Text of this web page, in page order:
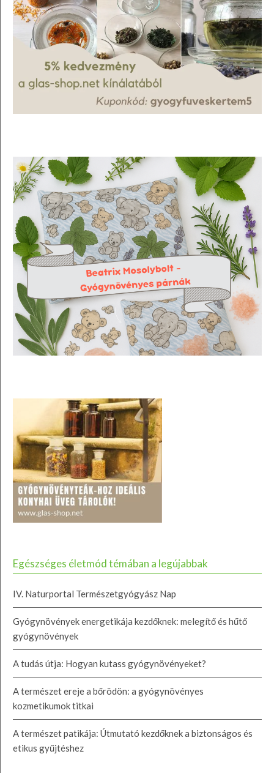
Egészséges életmód témában a legújabbak
IV. Naturportal Természetgyógyász Nap
Gyógynövények energetikája kezdőknek: melegítő és hűtő
gyógynövények
A tudás útja: Hogyan kutass gyógynövényeket?
A természet ereje a bőrödön: a gyógynövényes
kozmetikumok titkai
A természet patikája: Útmutató kezdőknek a biztonságos és
etikus gyűjtéshez